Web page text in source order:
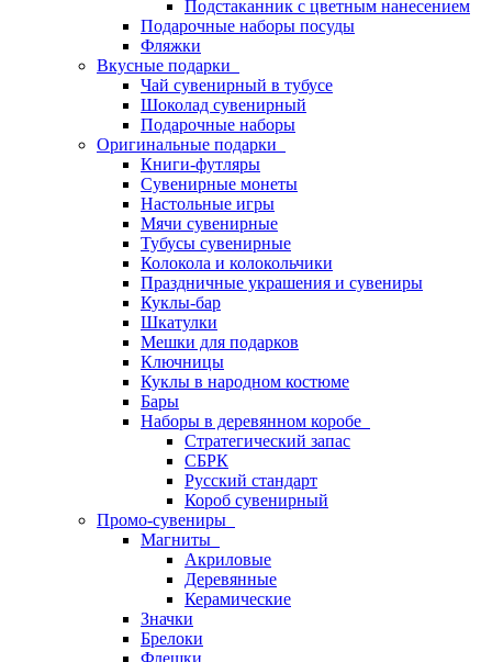
Подстаканник с цветным нанесением
Подарочные наборы посуды
Фляжки
Вкусные подарки
Чай сувенирный в тубусе
Шоколад сувенирный
Подарочные наборы
Оригинальные подарки
Книги-футляры
Сувенирные монеты
Настольные игры
Мячи сувенирные
Тубусы сувенирные
Колокола и колокольчики
Праздничные украшения и сувениры
Куклы-бар
Шкатулки
Мешки для подарков
Ключницы
Куклы в народном костюме
Бары
Наборы в деревянном коробе
Стратегический запас
СБРК
Русский стандарт
Короб сувенирный
Промо-сувениры
Магниты
Акриловые
Деревянные
Керамические
Значки
Брелоки
Флешки